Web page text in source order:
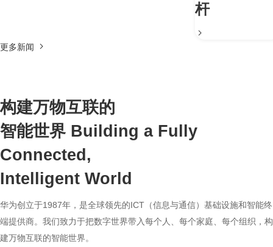
杆
更多新闻
构建万物互联的
智能世界 Building a Fully
Connected,
Intelligent World
华为创立于1987年，是全球领先的ICT（信息与通信）基础设施和智能终
端提供商。我们致力于把数字世界带入每个人、每个家庭、每个组织，构
建万物互联的智能世界。